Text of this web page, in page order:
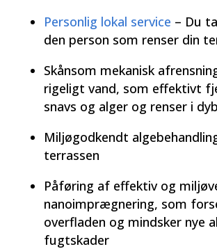
Personlig lokal service – Du
den person som renser din
Skånsom mekanisk
rigeligt vand, som effektivt
snavs og alger og renser i
Miljøgodkendt
terrassen
Påføring af effektiv og
nanoimprægnering, som
overfladen og mindsker nye
fugtskader